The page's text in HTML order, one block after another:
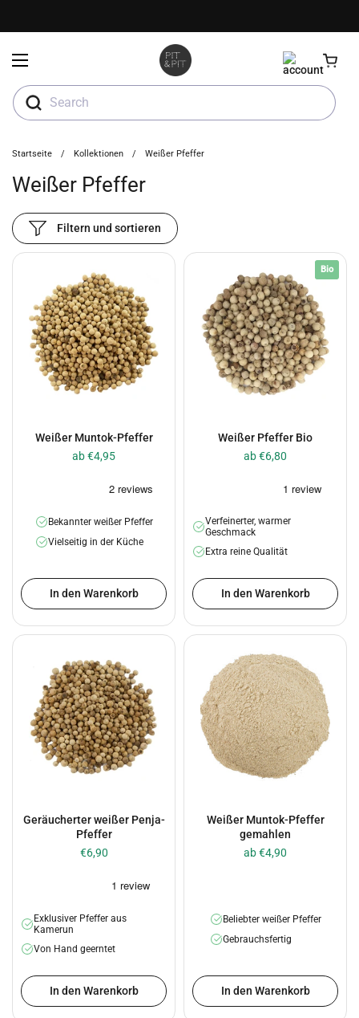
Search
Menü öffnen
Startseite / Kollektionen / Weißer Pfeffer
Weißer Pfeffer
Filtern und sortieren
Weißer Muntok-Pfeffer
ab €4,95
Bekannter weißer Pfeffer
Vielseitig in der Küche
In den Warenkorb
Weißer Pfeffer Bio
ab €6,80
Verfeinerter, warmer
Geschmack
Extra reine Qualität
In den Warenkorb
Bio
Geräucherter weißer Penja-
Pfeffer
€6,90
Exklusiver Pfeffer aus
Kamerun
Von Hand geerntet
In den Warenkorb
Weißer Muntok-Pfeffer
gemahlen
ab €4,90
Beliebter weißer Pfeffer
Gebrauchsfertig
In den Warenkorb